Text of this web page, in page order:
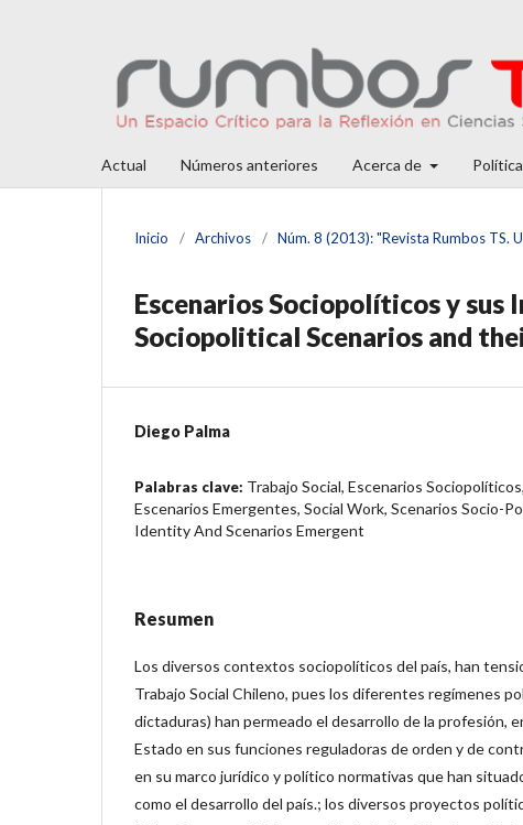
Actual Números anteriores Acerca de
Inicio / Archivos / Núm. 8 (2013): "Revista Rumbos TS.
Escenarios Sociopolíticos y sus
Sociopolitical Scenarios and
Diego Palma
Palabras clave: Trabajo Social, Escenarios
Escenarios Emergentes, Social Work, Scenarios Socio-
Identity And Scenarios Emergent
Resumen
Los diversos contextos sociopolíticos del país, han
Trabajo Social Chileno, pues los diferentes regímenes
dictaduras) han permeado el desarrollo de la profesión,
Estado en sus funciones reguladoras de orden y de
en su marco jurídico y político normativas que han
como el desarrollo del país.; los diversos proyectos